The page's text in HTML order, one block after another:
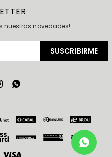
nuestras novedades!
SUSCRIBIRME
